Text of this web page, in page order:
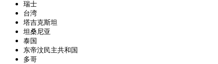
瑞士
台湾
塔吉克斯坦
坦桑尼亚
泰国
东帝汶民主共和国
多哥